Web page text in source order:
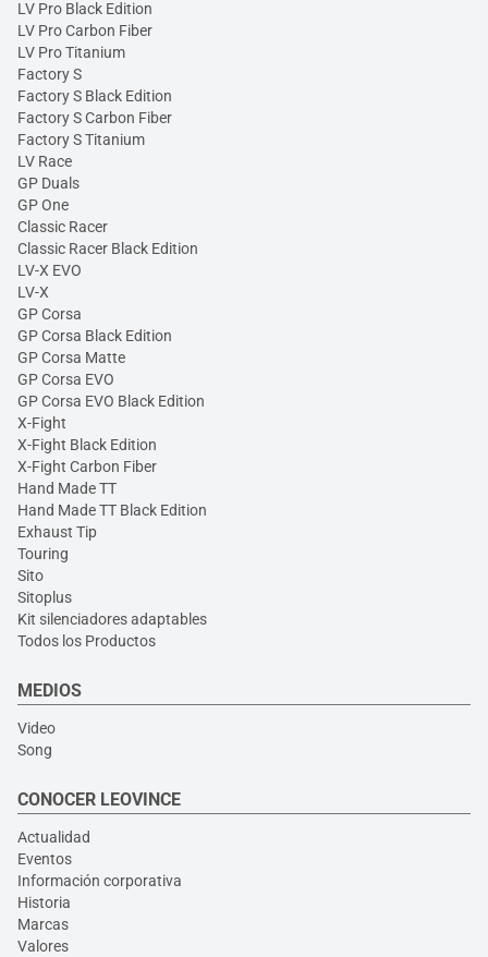
LV Pro Black Edition
LV Pro Carbon Fiber
LV Pro Titanium
Factory S
Factory S Black Edition
Factory S Carbon Fiber
Factory S Titanium
LV Race
GP Duals
GP One
Classic Racer
Classic Racer Black Edition
LV-X EVO
LV-X
GP Corsa
GP Corsa Black Edition
GP Corsa Matte
GP Corsa EVO
GP Corsa EVO Black Edition
X-Fight
X-Fight Black Edition
X-Fight Carbon Fiber
Hand Made TT
Hand Made TT Black Edition
Exhaust Tip
Touring
Sito
Sitoplus
Kit silenciadores adaptables
Todos los Productos
MEDIOS
Video
Song
CONOCER LEOVINCE
Actualidad
Eventos
Información corporativa
Historia
Marcas
Valores